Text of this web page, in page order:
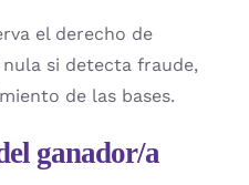
el derecho de
si detecta fraude,
de las bases.
ganador/a